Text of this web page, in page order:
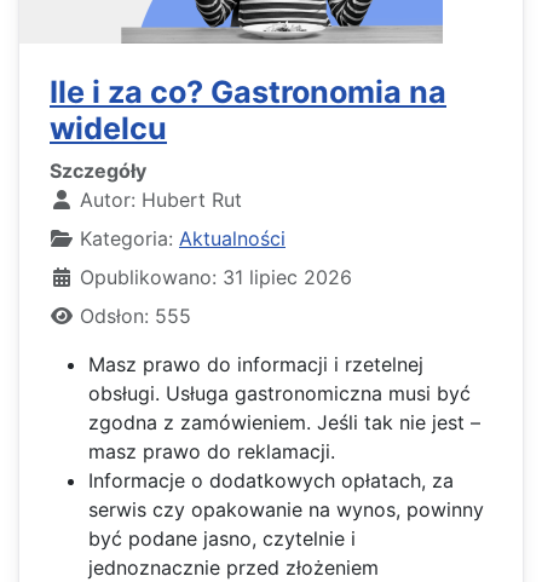
Ile i za co? Gastronomia na
widelcu
Szczegóły
Autor: Hubert Rut
Kategoria: Aktualności
Opublikowano: 31 lipiec 2026
Odsłon: 555
Masz prawo do informacji i rzetelnej
obsługi. Usługa gastronomiczna musi być
zgodna z zamówieniem. Jeśli tak nie jest –
masz prawo do reklamacji.
Informacje o dodatkowych opłatach, za
serwis czy opakowanie na wynos, powinny
być podane jasno, czytelnie i
jednoznacznie przed złożeniem